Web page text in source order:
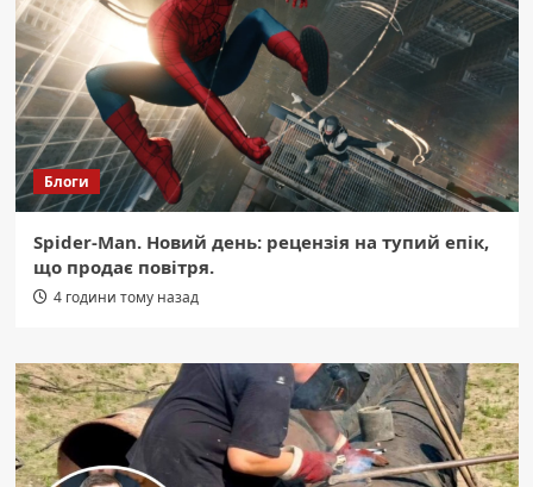
Блоги
Spider-Man. Новий день: рецензія на тупий епік,
що продає повітря.
4 години тому назад